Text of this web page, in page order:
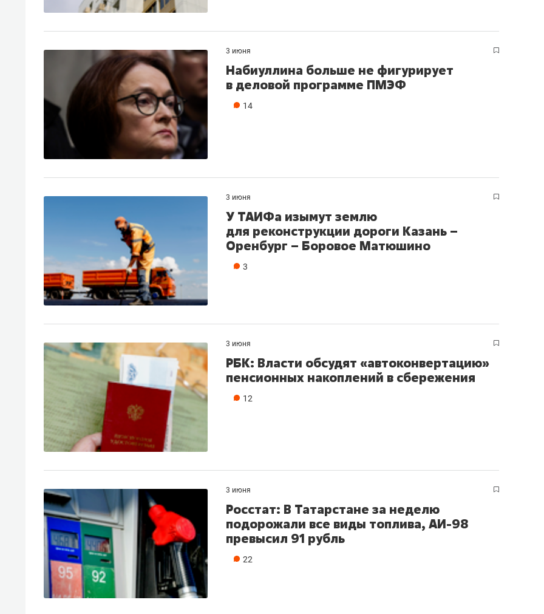
3 июня
Набиуллина больше не фигурирует
в деловой программе ПМЭФ
14
3 июня
У ТАИФа изымут землю
для реконструкции дороги Казань –
Оренбург – Боровое Матюшино
3
3 июня
РБК: Власти обсудят «автоконвертацию»
пенсионных накоплений в сбережения
12
3 июня
Росстат: В Татарстане за неделю
подорожали все виды топлива, АИ-98
превысил 91 рубль
22